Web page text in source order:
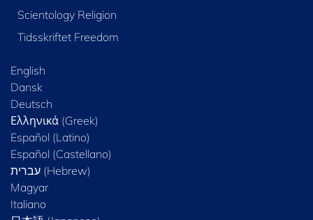
Scientology Religion
Tidsskriftet Freedom
English
Dansk
Deutsch
Ελληνικά (Greek)
Español (Latino)
Español (Castellano)
Magyar
Italiano